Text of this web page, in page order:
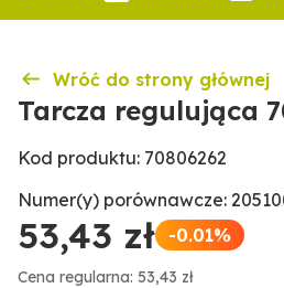
Wróć do strony głównej
Tarcza regulująca
Kod produktu: 70806262
Numer(y) porównawcze:
53,43 zł -0.01%
Cena regularna: 53,43 zł